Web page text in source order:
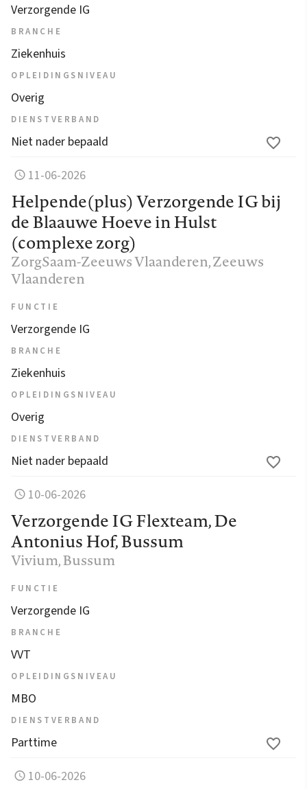
Verzorgende IG
BRANCHE
Ziekenhuis
OPLEIDINGSNIVEAU
Overig
DIENSTVERBAND
Niet nader bepaald
11-06-2026
Helpende(plus) Verzorgende IG bij
de Blaauwe Hoeve in Hulst
(complexe zorg)
ZorgSaam-Zeeuws Vlaanderen, Zeeuws
Vlaanderen
FUNCTIE
Verzorgende IG
BRANCHE
Ziekenhuis
OPLEIDINGSNIVEAU
Overig
DIENSTVERBAND
Niet nader bepaald
10-06-2026
Verzorgende IG Flexteam, De
Antonius Hof, Bussum
Vivium, Bussum
FUNCTIE
Verzorgende IG
BRANCHE
VVT
OPLEIDINGSNIVEAU
MBO
DIENSTVERBAND
Parttime
10-06-2026